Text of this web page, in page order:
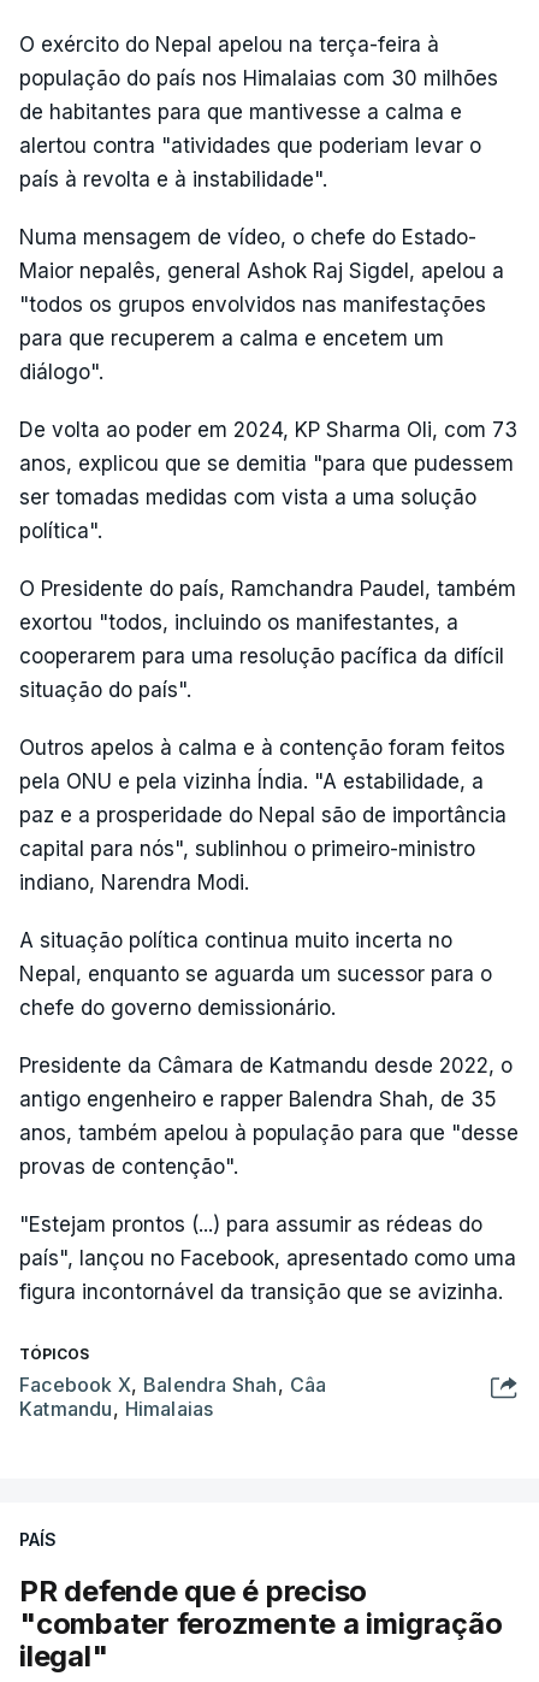
O exército do Nepal apelou na terça-feira à
população do país nos Himalaias com 30 milhões
de habitantes para que mantivesse a calma e
alertou contra "atividades que poderiam levar o
país à revolta e à instabilidade".
Numa mensagem de vídeo, o chefe do Estado-
Maior nepalês, general Ashok Raj Sigdel, apelou a
"todos os grupos envolvidos nas manifestações
para que recuperem a calma e encetem um
diálogo".
De volta ao poder em 2024, KP Sharma Oli, com 73
anos, explicou que se demitia "para que pudessem
ser tomadas medidas com vista a uma solução
política".
O Presidente do país, Ramchandra Paudel, também
exortou "todos, incluindo os manifestantes, a
cooperarem para uma resolução pacífica da difícil
situação do país".
Outros apelos à calma e à contenção foram feitos
pela ONU e pela vizinha Índia. "A estabilidade, a
paz e a prosperidade do Nepal são de importância
capital para nós", sublinhou o primeiro-ministro
indiano, Narendra Modi.
A situação política continua muito incerta no
Nepal, enquanto se aguarda um sucessor para o
chefe do governo demissionário.
Presidente da Câmara de Katmandu desde 2022, o
antigo engenheiro e rapper Balendra Shah, de 35
anos, também apelou à população para que "desse
provas de contenção".
"Estejam prontos (...) para assumir as rédeas do
país", lançou no Facebook, apresentado como uma
figura incontornável da transição que se avizinha.
TÓPICOS
Facebook X, Balendra Shah, Câa
Katmandu, Himalaias
PAÍS
PR defende que é preciso
"combater ferozmente a imigração
ilegal"